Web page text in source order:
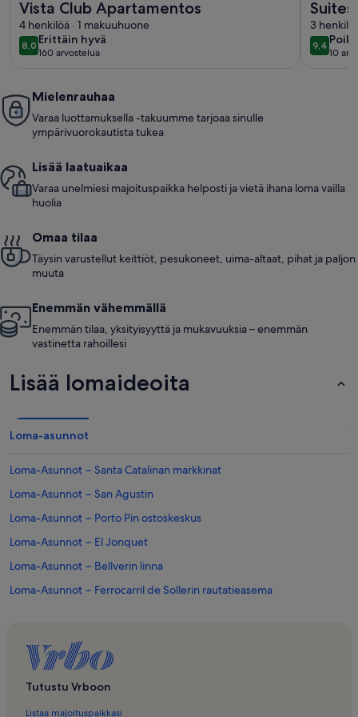
Vista Club Apartamentos
4 henkilöä · 1 makuuhuone
8,08,0 kautta 10
Erittäin hyvä
erittäin
hyvä
160 arvostelua
(160
3
9,49,4hyvä
10
(10
Mielenrauhaa
Varaa luottamuksella -takuumme tarjoaa sinulle
ympärivuorokautista tukea
Lisää laatuaikaa
Varaa unelmiesi majoituspaikka helposti ja vietä ihana loma vailla
huolia
Omaa tilaa
Täysin varustellut keittiöt, pesukoneet, uima-altaat, pihat ja paljon
muuta
Enemmän vähemmällä
Enemmän tilaa, yksityisyyttä ja mukavuuksia – enemmän
vastinetta rahoillesi
Lisää lomaideoita
Loma-asunnot
Loma-Asunnot − Santa Catalinan markkinat
Loma-Asunnot − San Agustin
Loma-Asunnot − Porto Pin ostoskeskus
Loma-Asunnot − El Jonquet
Loma-Asunnot − Bellverin linna
Loma-Asunnot − Ferrocarril de Sollerin rautatieasema
Loma-Asunnot − El Terreno
Loma-Asunnot − Paseo Maritimo
Loma-Asunnot − Genova
Loma-Asunnot − Palmanova
Tutustu Vrboon
Listaa majoituspaikkasi